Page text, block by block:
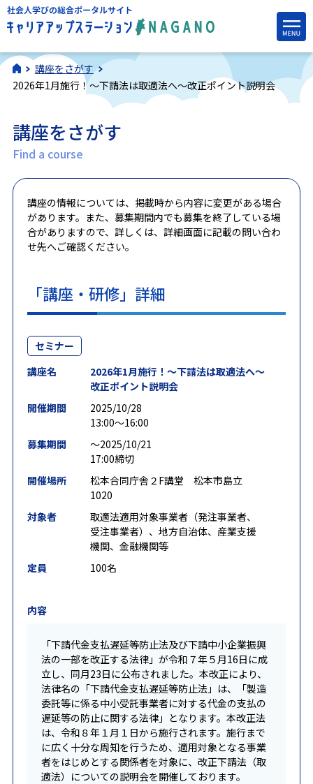
講座をさがす
2026年1月施行！～下請法は取適法へ～改正ポイント説明会
講座をさがす
Find a course
講座の情報については、掲載時から内容に変更がある場合
があります。また、募集期間内でも募集を終了している場
合がありますので、詳しくは、詳細画面に記載の問い合わ
せ先へご確認ください。
「講座・研修」詳細
セミナー
講座名
2026年1月施行！～下請法は取適法へ～
改正ポイント説明会
開催期間
2025/10/28
13:00～16:00
募集期間
〜2025/10/21
17:00締切
開催場所
松本合同庁舎２F講堂 松本市島立
1020
対象者
取適法適用対象事業者（発注事業者、
受注事業者）、地方自治体、産業支援
機関、金融機関等
定員
100名
内容
「下請代金支払遅延等防止法及び下請中小企業振興
法の一部を改正する法律」が令和７年５月16日に成
立し、同月23日に公布されました。本改正により、
法律名の「下請代金支払遅延等防止法」は、「製造
委託等に係る中小受託事業者に対する代金の支払の
遅延等の防止に関する法律」となります。本改正法
は、令和８年１月１日から施行されます。施行まで
に広く十分な周知を行うため、適用対象となる事業
者をはじめとする関係者を対象に、改正下請法（取
適法）についての説明会を開催しております。